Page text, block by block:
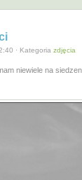
· Kategoria zdjęcia
niewiele na